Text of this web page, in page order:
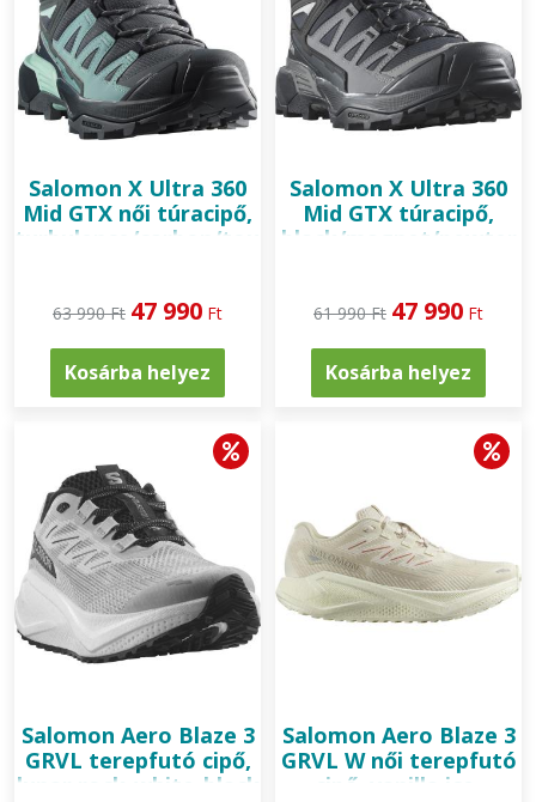
Salomon X Ultra 360
Mid GTX női túracipő,
turbulence/carbon/tourmaline
63 990 Ft 47 990 Ft
Kosárba helyez
Salomon X Ultra 360
Mid GTX túracipő,
black/magnet/pewter
61 990 Ft 47 990 Ft
Kosárba helyez
Salomon Aero Blaze 3
GRVL terepfutó cipő,
lunar rock-white-black
Salomon Aero Blaze 3
GRVL W női terepfutó
cipő, vanilla ice-